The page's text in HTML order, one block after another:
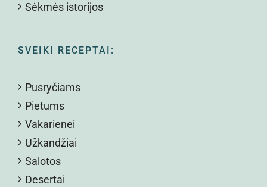
Sėkmės istorijos
SVEIKI RECEPTAI:
Pusryčiams
Pietums
Vakarienei
Užkandžiai
Salotos
Desertai